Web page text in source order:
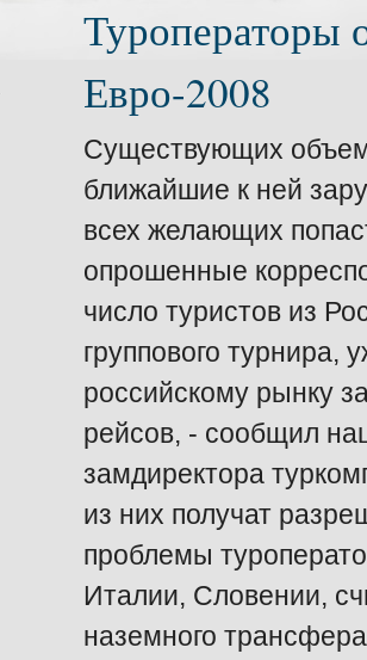
Туроператоры
Евро-2008
Существующих
ближайшие к ней
всех желающих
опрошенные
число туристов из
группового турнира,
российскому рынку
рейсов, - сообщил
замдиректора
из них получат
проблемы
Италии, Словении,
наземного